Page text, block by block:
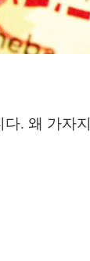
. 왜 가자지